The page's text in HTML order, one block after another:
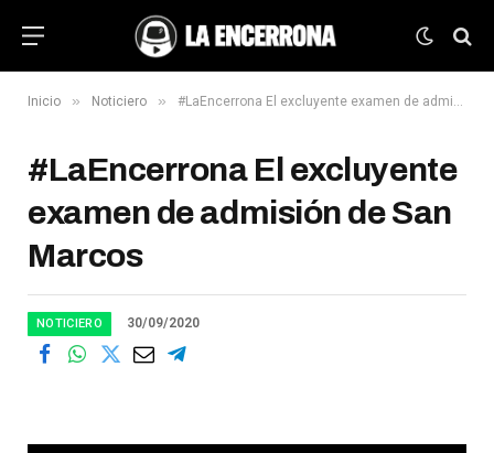
Inicio » Noticiero » #LaEncerrona El excluyente examen de admisión de San Marcos
#LaEncerrona El excluyente
examen de admisión de San
Marcos
NOTICIERO 30/09/2020